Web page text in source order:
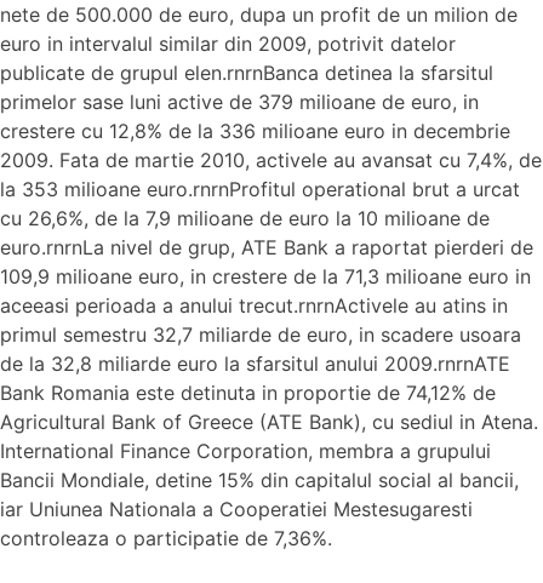
nete de 500.000 de euro, dupa un profit de un milion de
euro in intervalul similar din 2009, potrivit datelor
publicate de grupul elen.rnrnBanca detinea la sfarsitul
primelor sase luni active de 379 milioane de euro, in
crestere cu 12,8% de la 336 milioane euro in decembrie
2009. Fata de martie 2010, activele au avansat cu 7,4%, de
la 353 milioane euro.rnrnProfitul operational brut a urcat
cu 26,6%, de la 7,9 milioane de euro la 10 milioane de
euro.rnrnLa nivel de grup, ATE Bank a raportat pierderi de
109,9 milioane euro, in crestere de la 71,3 milioane euro in
aceeasi perioada a anului trecut.rnrnActivele au atins in
primul semestru 32,7 miliarde de euro, in scadere usoara
de la 32,8 miliarde euro la sfarsitul anului 2009.rnrnATE
Bank Romania este detinuta in proportie de 74,12% de
Agricultural Bank of Greece (ATE Bank), cu sediul in Atena.
International Finance Corporation, membra a grupului
Bancii Mondiale, detine 15% din capitalul social al bancii,
iar Uniunea Nationala a Cooperatiei Mestesugaresti
controleaza o participatie de 7,36%.